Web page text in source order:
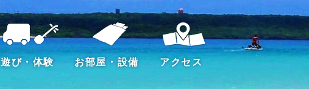
遊び・体験 お部屋・設備 アクセス